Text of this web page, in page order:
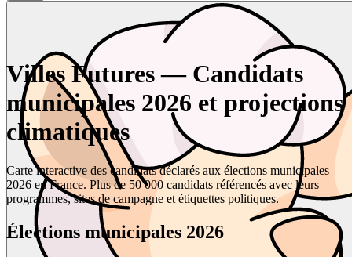
Villes Futures — Candidats
municipales 2026 et projections
climatiques
Carte interactive des candidats déclarés aux élections municipales
2026 en France. Plus de 50 000 candidats référencés avec leurs
programmes, sites de campagne et étiquettes politiques.
Élections municipales 2026